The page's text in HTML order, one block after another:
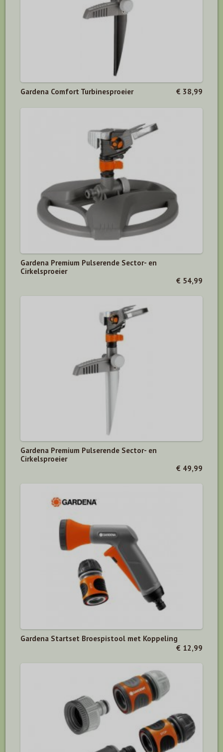
Gardena Comfort Turbinesproeier € 38,99
Gardena Premium Pulserende Sector- en
Cirkelsproeier
€ 54,99
Gardena Premium Pulserende Sector- en
Cirkelsproeier
€ 49,99
Gardena Startset Broespistool met Koppeling
€ 12,99